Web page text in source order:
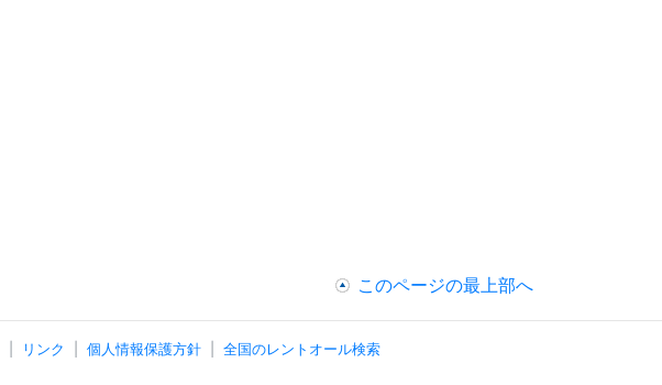
このページの最上部へ
リンク 個人情報保護方針 全国のレントオール検索